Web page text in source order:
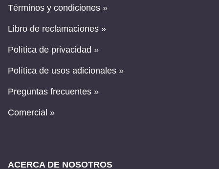
Términos y condiciones »
Libro de reclamaciones »
Política de privacidad »
Política de usos adicionales »
Preguntas frecuentes »
Comercial »
ACERCA DE NOSOTROS